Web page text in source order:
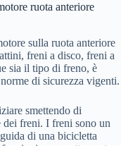
ruota anteriore
sulla ruota anteriore
freni a disco, freni a
sia il tipo di freno, è
di sicurezza vigenti.
smettendo di
dei freni. I freni sono un
di una bicicletta